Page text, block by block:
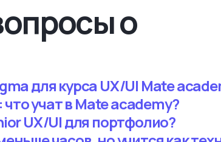
о
для курса UX/UI Mate
учат в Mate academy?
UX/UI для портфолио?